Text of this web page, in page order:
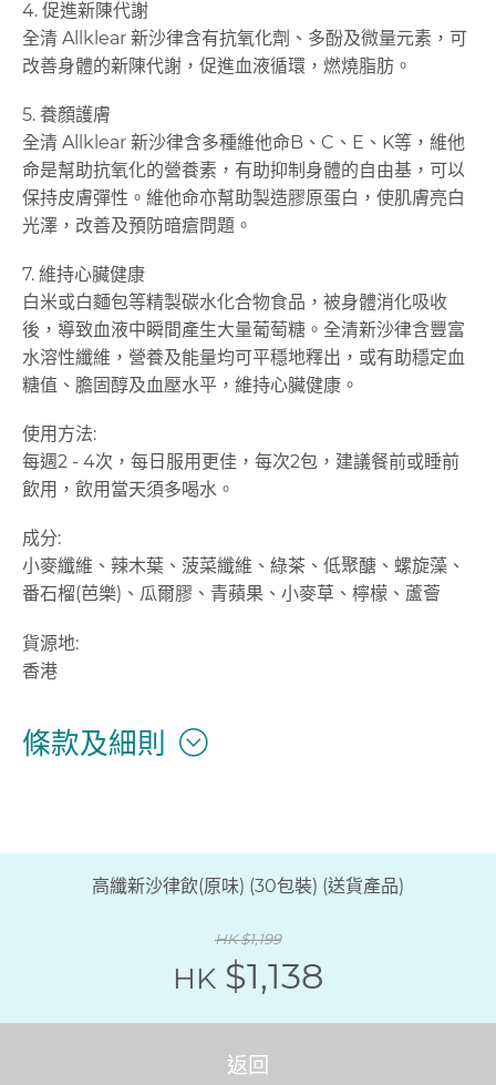
4. 促進新陳代謝
全清 Allklear 新沙律含有抗氧化劑、多酚及微量元素，可
改善身體的新陳代謝，促進血液循環，燃燒脂肪。
5. 養顏護膚
全清 Allklear 新沙律含多種維他命B、C、E、K等，維他
命是幫助抗氧化的營養素，有助抑制身體的自由基，可以
保持皮膚彈性。維他命亦幫助製造膠原蛋白，使肌膚亮白
光澤，改善及預防暗瘡問題。
7. 維持心臟健康
白米或白麵包等精製碳水化合物食品，被身體消化吸收
後，導致血液中瞬間產生大量葡萄糖。全清新沙律含豐富
水溶性纖維，營養及能量均可平穩地釋出，或有助穩定血
糖值、膽固醇及血壓水平，維持心臟健康。
使用方法:
每週2 - 4次，每日服用更佳，每次2包，建議餐前或睡前
飲用，飲用當天須多喝水。
成分:
小麥纖維、辣木葉、菠菜纖維、綠茶、低聚醣、螺旋藻、
番石榴(芭樂)、瓜爾膠、青蘋果、小麥草、檸檬、蘆薈
貨源地:
香港
條款及細則
高纖新沙律飲(原味) (30包裝) (送貨產品)
HK $1,199
HK $1,138
返回